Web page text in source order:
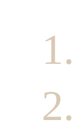
1.
2.